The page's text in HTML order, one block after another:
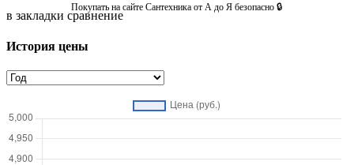
Покупать на сайте Сантехника от А до Я безопасно 🔒
в закладки сравнение
История цены